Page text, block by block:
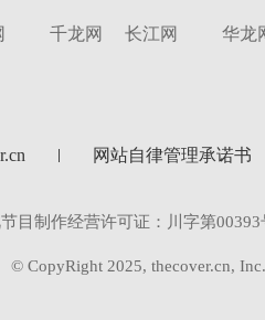
千龙网 长江网 华龙
网站自律管理承诺书
目制作经营许可证：川字第00393
© CopyRight 2025, thecover.cn,